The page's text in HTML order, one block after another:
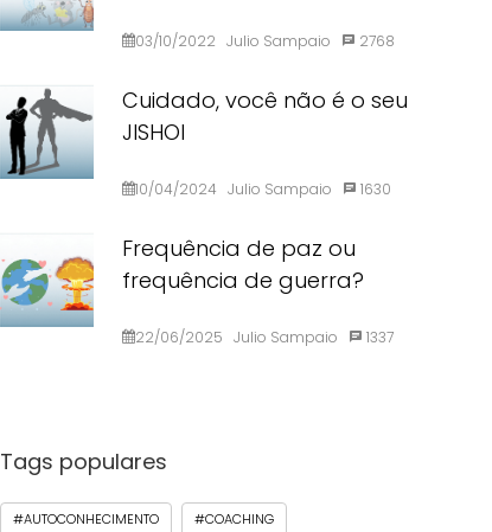
03/10/2022 Julio Sampaio 2768
Cuidado, você não é o seu
JISHOI
10/04/2024 Julio Sampaio 1630
Frequência de paz ou
frequência de guerra?
22/06/2025 Julio Sampaio 1337
Tags populares
#AUTOCONHECIMENTO #COACHING